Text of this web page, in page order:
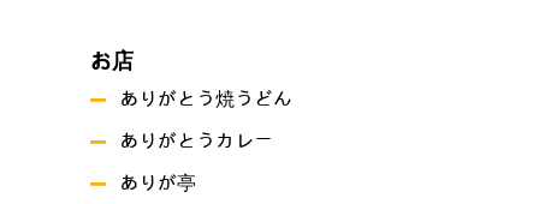
お店
ありがとう焼うどん
ありがとうカレー
ありが亭